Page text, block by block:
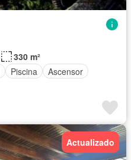
330 m²
Piscina
Ascensor
Actualizado